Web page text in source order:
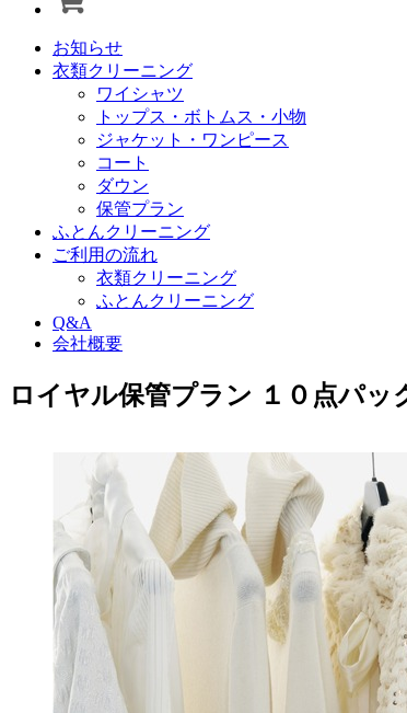
お知らせ
衣類クリーニング
ワイシャツ
トップス・ボトムス・小物
ジャケット・ワンピース
コート
ダウン
保管プラン
ふとんクリーニング
ご利用の流れ
衣類クリーニング
ふとんクリーニング
Q&A
会社概要
ロイヤル保管プラン １０点パッ